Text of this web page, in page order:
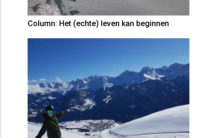
Column: Het (echte) leven kan beginnen